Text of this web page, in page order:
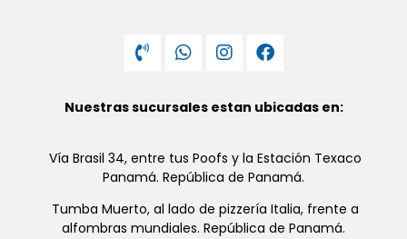
Nuestras sucursales estan ubicadas en:
Vía Brasil 34, entre tus Poofs y la Estación Texaco
Panamá. República de Panamá.
Tumba Muerto, al lado de pizzería Italia, frente a
alfombras mundiales. República de Panamá.